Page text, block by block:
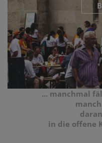
... manchmal
in die offene